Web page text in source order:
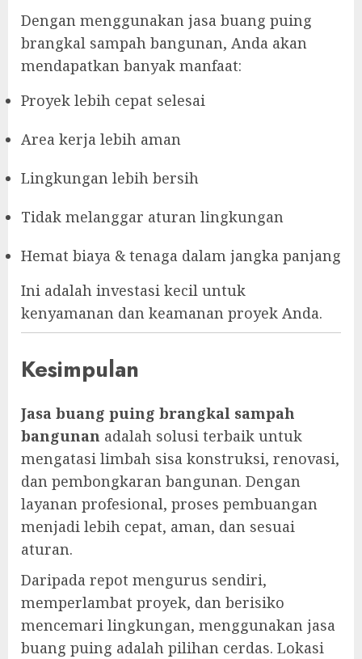
Dengan menggunakan jasa buang puing
brangkal sampah bangunan, Anda akan
mendapatkan banyak manfaat:
Proyek lebih cepat selesai
Area kerja lebih aman
Lingkungan lebih bersih
Tidak melanggar aturan lingkungan
Hemat biaya & tenaga dalam jangka panjang
Ini adalah investasi kecil untuk
kenyamanan dan keamanan proyek Anda.
Kesimpulan
Jasa buang puing brangkal sampah
bangunan adalah solusi terbaik untuk
mengatasi limbah sisa konstruksi, renovasi,
dan pembongkaran bangunan. Dengan
layanan profesional, proses pembuangan
menjadi lebih cepat, aman, dan sesuai
aturan.
Daripada repot mengurus sendiri,
memperlambat proyek, dan berisiko
mencemari lingkungan, menggunakan jasa
buang puing adalah pilihan cerdas. Lokasi